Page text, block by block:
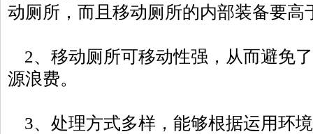
动厕所，而且移动厕所的内部装备要高
2、移动厕所可移动性强，从而避免
源浪费。
3、处理方式多样，能够根据运用环